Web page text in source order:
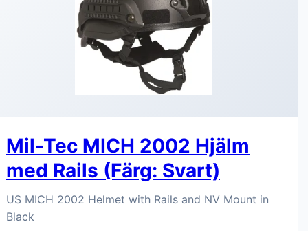
Mil-Tec MICH 2002 Hjälm
med Rails (Färg: Svart)
US MICH 2002 Helmet with Rails and NV Mount in
Black